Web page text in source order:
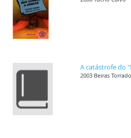
A catástrofe do
2003 Beiras